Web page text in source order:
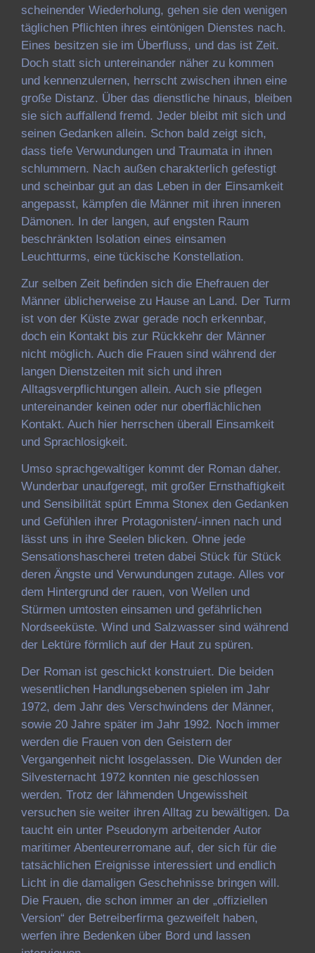
scheinender Wiederholung, gehen sie den wenigen
täglichen Pflichten ihres eintönigen Dienstes nach.
Eines besitzen sie im Überfluss, und das ist Zeit.
Doch statt sich untereinander näher zu kommen
und kennenzulernen, herrscht zwischen ihnen eine
große Distanz. Über das dienstliche hinaus, bleiben
sie sich auffallend fremd. Jeder bleibt mit sich und
seinen Gedanken allein. Schon bald zeigt sich,
dass tiefe Verwundungen und Traumata in ihnen
schlummern. Nach außen charakterlich gefestigt
und scheinbar gut an das Leben in der Einsamkeit
angepasst, kämpfen die Männer mit ihren inneren
Dämonen. In der langen, auf engsten Raum
beschränkten Isolation eines einsamen
Leuchtturms, eine tückische Konstellation.
Zur selben Zeit befinden sich die Ehefrauen der
Männer üblicherweise zu Hause an Land. Der Turm
ist von der Küste zwar gerade noch erkennbar,
doch ein Kontakt bis zur Rückkehr der Männer
nicht möglich. Auch die Frauen sind während der
langen Dienstzeiten mit sich und ihren
Alltagsverpflichtungen allein. Auch sie pflegen
untereinander keinen oder nur oberflächlichen
Kontakt. Auch hier herrschen überall Einsamkeit
und Sprachlosigkeit.
Umso sprachgewaltiger kommt der Roman daher.
Wunderbar unaufgeregt, mit großer Ernsthaftigkeit
und Sensibilität spürt Emma Stonex den Gedanken
und Gefühlen ihrer Protagonisten/-innen nach und
lässt uns in ihre Seelen blicken. Ohne jede
Sensationshascherei treten dabei Stück für Stück
deren Ängste und Verwundungen zutage. Alles vor
dem Hintergrund der rauen, von Wellen und
Stürmen umtosten einsamen und gefährlichen
Nordseeküste. Wind und Salzwasser sind während
der Lektüre förmlich auf der Haut zu spüren.
Der Roman ist geschickt konstruiert. Die beiden
wesentlichen Handlungsebenen spielen im Jahr
1972, dem Jahr des Verschwindens der Männer,
sowie 20 Jahre später im Jahr 1992. Noch immer
werden die Frauen von den Geistern der
Vergangenheit nicht losgelassen. Die Wunden der
Silvesternacht 1972 konnten nie geschlossen
werden. Trotz der lähmenden Ungewissheit
versuchen sie weiter ihren Alltag zu bewältigen. Da
taucht ein unter Pseudonym arbeitender Autor
maritimer Abenteurerromane auf, der sich für die
tatsächlichen Ereignisse interessiert und endlich
Licht in die damaligen Geschehnisse bringen will.
Die Frauen, die schon immer an der „offiziellen
Version“ der Betreiberfirma gezweifelt haben,
werfen ihre Bedenken über Bord und lassen